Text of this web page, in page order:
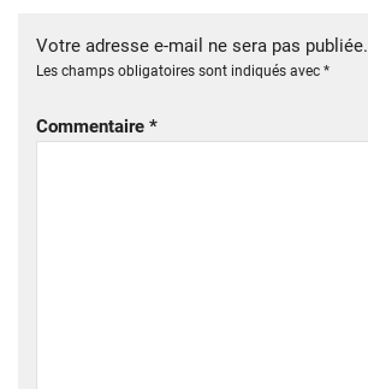
Votre adresse e-mail ne sera pas publiée.
Les champs obligatoires sont indiqués avec *
Commentaire *